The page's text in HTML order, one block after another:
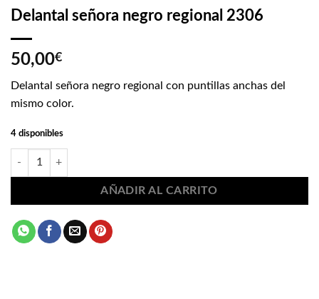
Delantal señora negro regional 2306
50,00€
Delantal señora negro regional con puntillas anchas del
mismo color.
4 disponibles
Delantal señora negro regional 2306 cantidad
AÑADIR AL CARRITO